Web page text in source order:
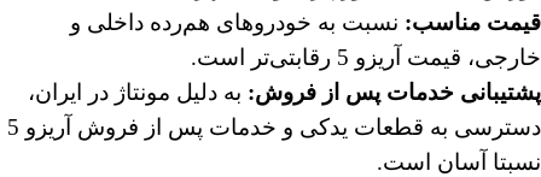
قیمت مناسب: نسبت به خودروهای هم‌رده داخلی و
خارجی، قیمت آریزو 5 رقابتی‌تر است.
پشتیبانی خدمات پس از فروش: به دلیل مونتاژ در ایران،
دسترسی به قطعات یدکی و خدمات پس از فروش آریزو 5
نسبتا آسان است.